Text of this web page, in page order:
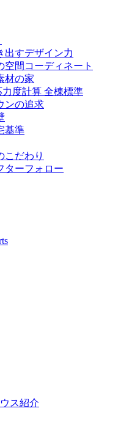
出すデザイン力
空間コーディネート
材の家
度計算 全棟標準
ンの追求
基準
こだわり
ターフォロー
ス紹介